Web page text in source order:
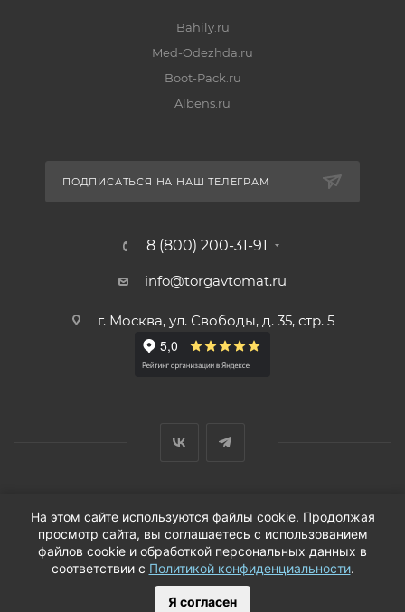
Bahily.ru
Med-Odezhda.ru
Boot-Pack.ru
Albens.ru
ПОДПИСАТЬСЯ НА НАШ ТЕЛЕГРАМ
8 (800) 200-31-91
info@torgavtomat.ru
г. Москва, ул. Свободы, д. 35, стр. 5
© ООО «Вендорс», 1999-2026 г.
На этом сайте используются файлы cookie. Продолжая
просмотр сайта, вы соглашаетесь с использованием
файлов cookie и обработкой персональных данных в
соответствии с Политикой конфиденциальности.
Я согласен